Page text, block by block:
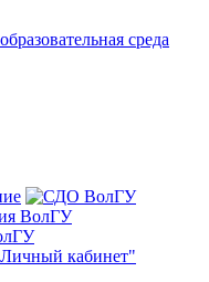
среда
ВолГУ
кабинет"